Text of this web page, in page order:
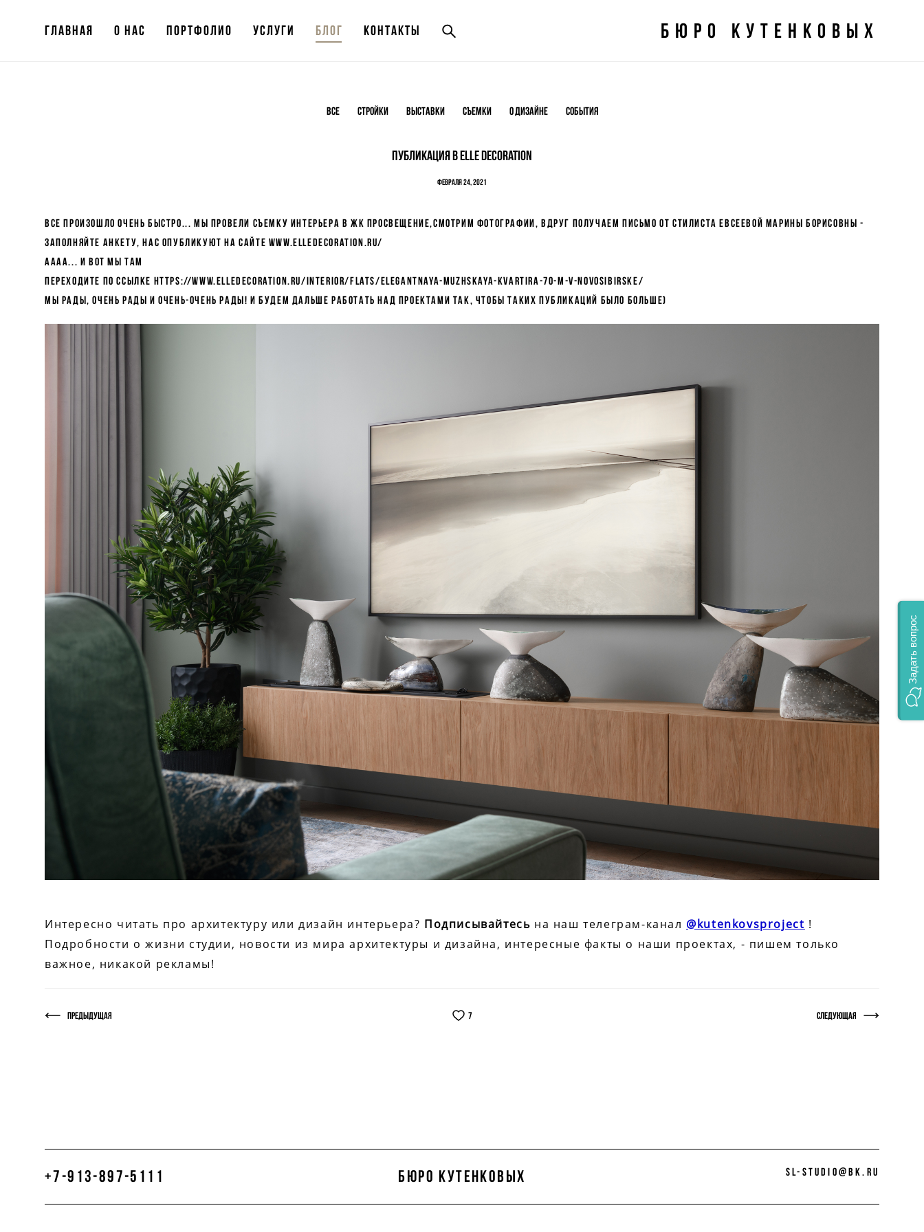
БЮро кутенковых
Главная О нас Портфолио Услуги Блог Контакты БЮро кутенковых
Главная О нас Портфолио Услуги Блог Контакты
ВСЕ Стройки Выставки Съемки О дизайне События
Публикация в Elle Decoration
февраля 24, 2021
Все произошло очень быстро... Мы провели съемку интерьера в ЖК Просвещение,смотрим фотографии, вдруг получаем письмо от стилиста Евсеевой Марины Борисовны -
заполняйте анкету, нас опубликуют на сайте www.elledecoration.ru/
АААА... и вот мы там
Переходите по ссылке https://www.elledecoration.ru/interior/flats/elegantnaya-muzhskaya-kvartira-70-m-v-novosibirske/
Мы рады, очень рады и очень-очень рады! И будем дальше работать над проектами так, чтобы таких публикаций было больше)
Интересно читать про архитектуру или дизайн интерьера? Подписывайтесь на наш телеграм-канал @kutenkovsproject !
Подробности о жизни студии, новости из мира архитектуры и дизайна, интересные факты о наши проектах, - пишем только
важное, никакой рекламы!
7
Предыдущая Следующая
+7-913-897-5111 бюро кутенковых sl-studio@bk.ru
Задать вопрос